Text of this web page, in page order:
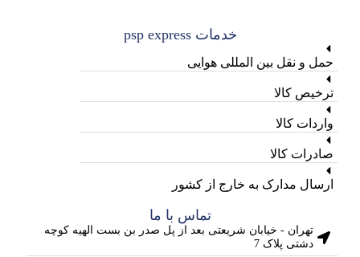
خدمات psp express
حمل و نقل بین المللی هوایی
ترخیص کالا
واردات کالا
صادرات کالا
ارسال مدارک به خارج از کشور
تماس با ما
تهران - خیابان شریعتی بعد از پل صدر بن بست الهیه کوچه
دشتی پلاک 7